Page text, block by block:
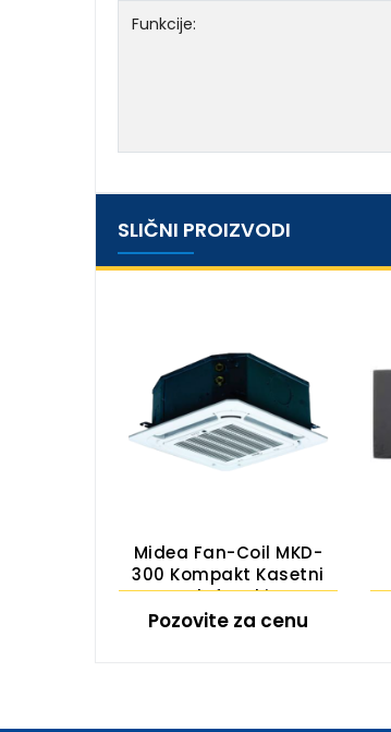
Funkcije:
SLIČNI PROIZVODI
Midea Fan-Coil MKD-
300 Kompakt Kasetni
Plafonski
Pozovite za cenu